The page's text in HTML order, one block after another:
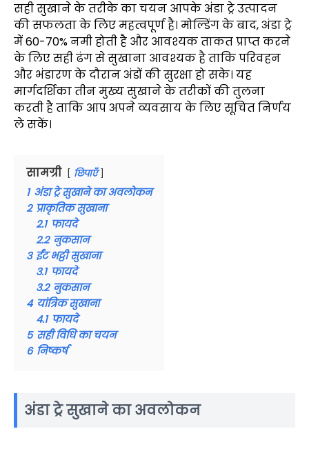
सही सुखाने के तरीके का चयन आपके अंडा ट्रे उत्पादन
की सफलता के लिए महत्वपूर्ण है। मोल्डिंग के बाद, अंडा ट्रे
में 60-70% नमी होती है और आवश्यक ताकत प्राप्त करने
के लिए सही ढंग से सुखाना आवश्यक है ताकि परिवहन
और भंडारण के दौरान अंडों की सुरक्षा हो सके। यह
मार्गदर्शिका तीन मुख्य सुखाने के तरीकों की तुलना
करती है ताकि आप अपने व्यवसाय के लिए सूचित निर्णय
ले सकें।
सामग्री छिपाएँ
1 अंडा ट्रे सुखाने का अवलोकन
2 प्राकृतिक सुखाना
2.1 फायदे
2.2 नुकसान
3 ईंट भट्ठी सुखाना
3.1 फायदे
3.2 नुकसान
4 यांत्रिक सुखाना
4.1 फायदे
5 सही विधि का चयन
6 निष्कर्ष
अंडा ट्रे सुखाने का अवलोकन